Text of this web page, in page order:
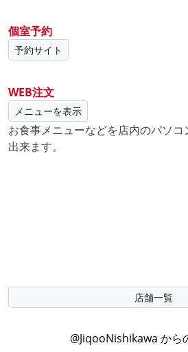
個室予約
予約サイト
WEB注文
メニューを表示
お食事メニューなどを店内のパソ
出来ます。
店舗一覧
@JiqooNishikawa から